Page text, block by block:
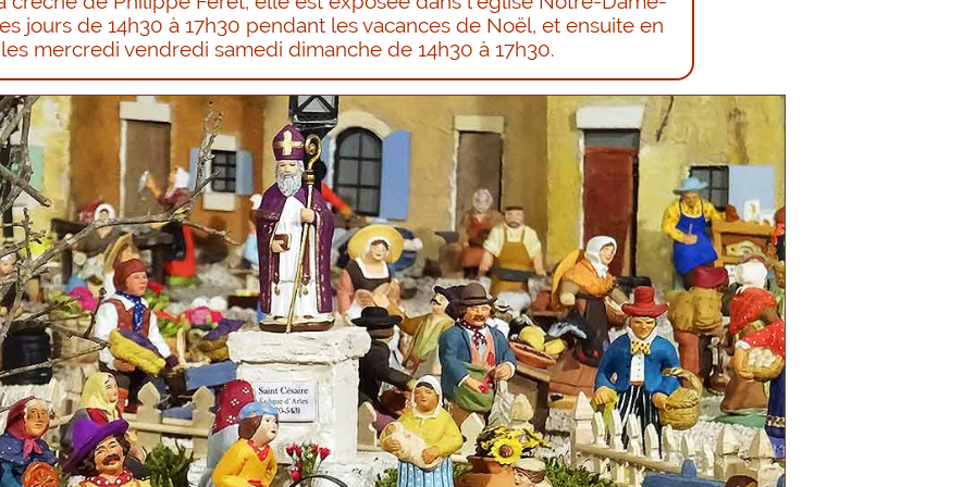
jours de 14h30 à 17h30 pendant les vacances de Noël, et ensuite en
mercredi vendredi samedi dimanche de 14h30 à 17h30.